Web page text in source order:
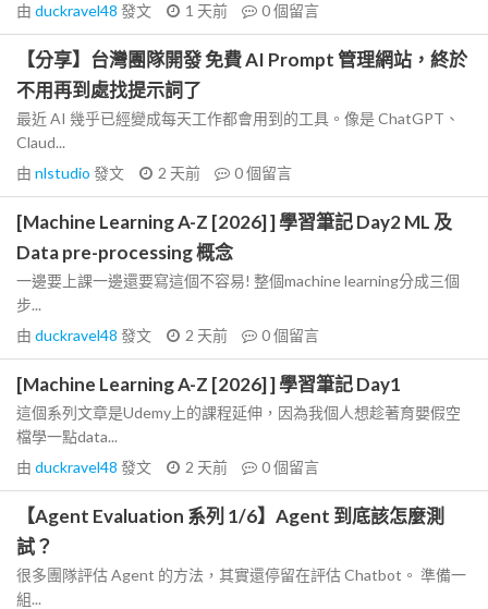
由 duckravel48 發文 1 天前 0個留言
【分享】台灣團隊開發 免費 AI Prompt 管理網站，終於
不用再到處找提示詞了
最近 AI 幾乎已經變成每天工作都會用到的工具。像是 ChatGPT、
Claud...
由 nlstudio 發文 2 天前 0個留言
[Machine Learning A-Z [2026] ] 學習筆記 Day2 ML 及
Data pre-processing 概念
一邊要上課一邊還要寫這個不容易! 整個machine learning分成三個
步...
由 duckravel48 發文 2 天前 0個留言
[Machine Learning A-Z [2026] ] 學習筆記 Day1
這個系列文章是Udemy上的課程延伸，因為我個人想趁著育嬰假空
檔學一點data...
由 duckravel48 發文 2 天前 0個留言
【Agent Evaluation 系列 1/6】Agent 到底該怎麼測
試？
很多團隊評估 Agent 的方法，其實還停留在評估 Chatbot。 準備一
組...